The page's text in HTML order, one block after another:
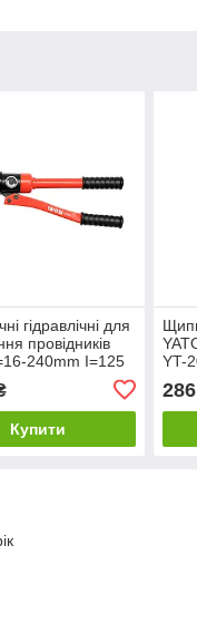
гідравлічні для
провідників
240mm I=125
Купити
YT-